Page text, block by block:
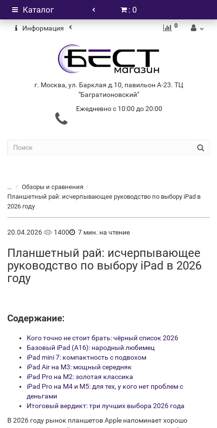
Информация 0
г. Москва, ул. Барклая д.10, павильон А-23. ТЦ
"Багратионовский"
Ежедневно с 10:00 до 20:00
Каталог : 0
...
Обзоры и сравнения
Планшетный рай: исчерпывающее руководство по выбору iPad в
2026 году
20.04.2026 1400 7 мин. на чтение
Планшетный рай: исчерпывающее
руководство по выбору iPad в 2026
году
Содержание:
Кого точно не стоит брать: чёрный список 2026
Базовый iPad (A16): народный любимец
iPad mini 7: компактность с подвохом
iPad Air на M3: мощный середняк
iPad Pro на M2: золотая классика
iPad Pro на M4 и M5: для тех, у кого нет проблем с
деньгами
Итоговый вердикт: три лучших выбора 2026 года
В 2026 году рынок планшетовApple напоминает хорошо